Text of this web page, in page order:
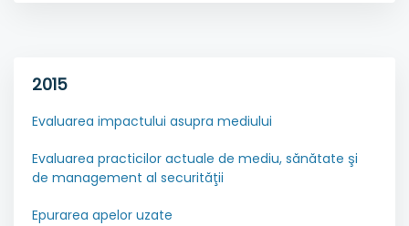
2015
Evaluarea impactului asupra mediului
Evaluarea practicilor actuale de mediu, sănătate şi
de management al securităţii
Epurarea apelor uzate